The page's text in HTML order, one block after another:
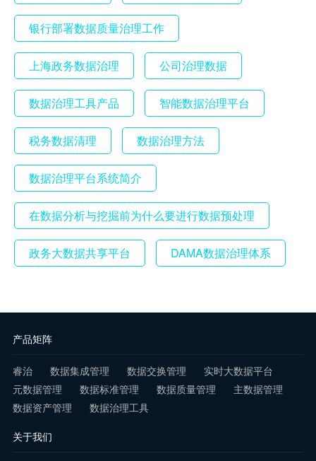
银行部署数据质量治理工作
上海政务数据治理 公司治理数据
数据治理工具产品 智能数据治理平台
税务数据清理 数据治理方法
数据治理平台系统简介
在数据分析与挖掘前为什么要进行数据预处理
政务大数据共享平台 DAMA数据治理体系
产品矩阵
睿治 数据集成管理 数据交换管理
实时大数据平台
元数据管理
数据标准管理 数据质量管理
主数据管理
数据资产管理
数据治理工具
关于我们